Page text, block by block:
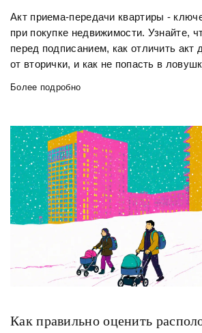
Акт приема-передачи квартиры -
при покупке недвижимости. Узнайте,
перед подписанием, как отличить акт
от вторички, и как не попасть в
Более подробно
Как правильно оценить